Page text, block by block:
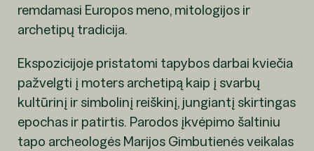
remdamasi Europos meno, mitologijos ir
archetipų tradicija.
Ekspozicijoje pristatomi tapybos darbai kviečia
pažvelgti į moters archetipą kaip į svarbų
kultūrinį ir simbolinį reiškinį, jungiantį skirtingas
epochas ir patirtis. Parodos įkvėpimo šaltiniu
tapo archeologės Marijos Gimbutienės veikalas